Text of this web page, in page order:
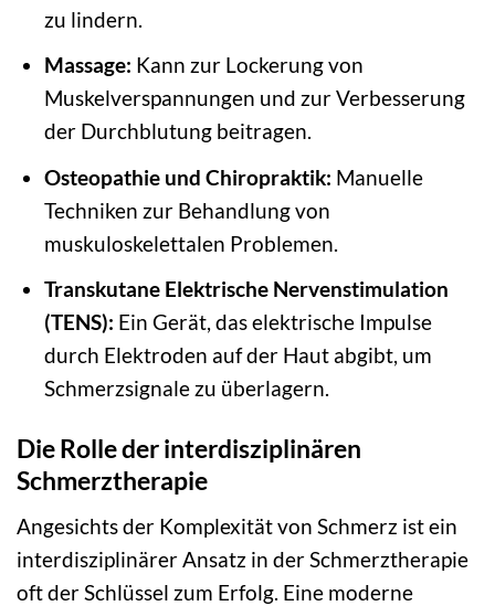
zu lindern.
Massage: Kann zur Lockerung von
Muskelverspannungen und zur Verbesserung
der Durchblutung beitragen.
Osteopathie und Chiropraktik: Manuelle
Techniken zur Behandlung von
muskuloskelettalen Problemen.
Transkutane Elektrische Nervenstimulation
(TENS): Ein Gerät, das elektrische Impulse
durch Elektroden auf der Haut abgibt, um
Schmerzsignale zu überlagern.
Die Rolle der interdisziplinären
Schmerztherapie
Angesichts der Komplexität von Schmerz ist ein
interdisziplinärer Ansatz in der Schmerztherapie
oft der Schlüssel zum Erfolg. Eine moderne